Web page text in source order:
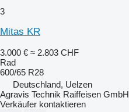
3
Mitas KR
3.000 € ≈ 2.803 CHF
Rad
600/65 R28
Deutschland, Uelzen
Agravis Technik Raiffeisen GmbH
Verkäufer kontaktieren